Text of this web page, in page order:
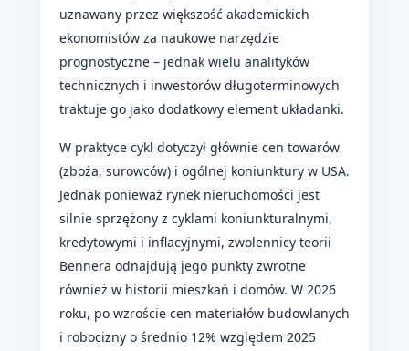
uznawany przez większość akademickich
ekonomistów za naukowe narzędzie
prognostyczne – jednak wielu analityków
technicznych i inwestorów długoterminowych
traktuje go jako dodatkowy element układanki.
W praktyce cykl dotyczył głównie cen towarów
(zboża, surowców) i ogólnej koniunktury w USA.
Jednak ponieważ rynek nieruchomości jest
silnie sprzężony z cyklami koniunkturalnymi,
kredytowymi i inflacyjnymi, zwolennicy teorii
Bennera odnajdują jego punkty zwrotne
również w historii mieszkań i domów. W 2026
roku, po wzroście cen materiałów budowlanych
i robocizny o średnio 12% względem 2025